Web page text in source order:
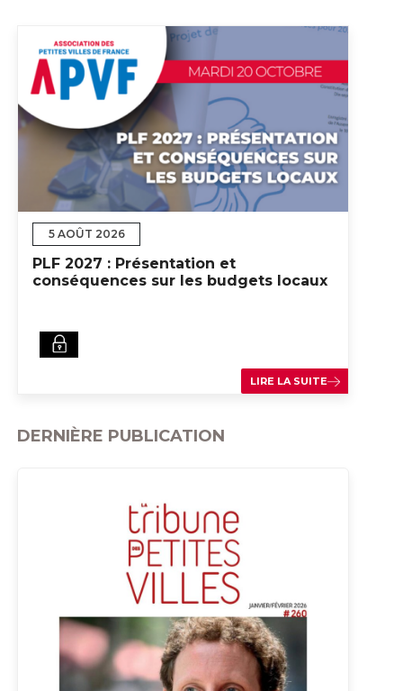
5 AOÛT 2026
PLF 2027 : Présentation et
conséquences sur les budgets locaux
LIRE LA SUITE
DERNIÈRE PUBLICATION